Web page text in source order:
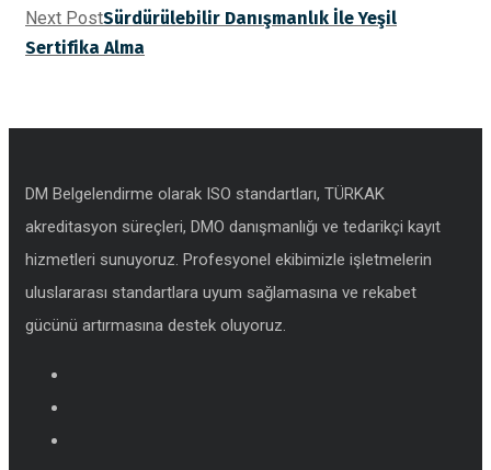
Next PostSürdürülebilir Danışmanlık İle Yeşil
Sertifika Alma
DM Belgelendirme olarak ISO standartları, TÜRKAK
akreditasyon süreçleri, DMO danışmanlığı ve tedarikçi kayıt
hizmetleri sunuyoruz. Profesyonel ekibimizle işletmelerin
uluslararası standartlara uyum sağlamasına ve rekabet
gücünü artırmasına destek oluyoruz.